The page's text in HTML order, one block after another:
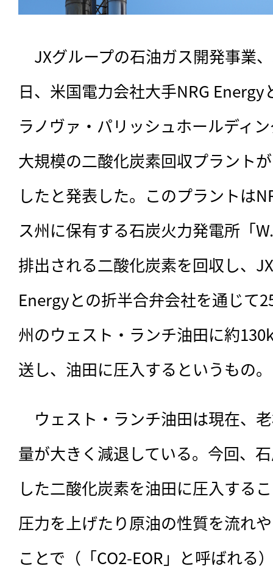
JXグループの石油ガス開発事業
日、米国電力会社大手NRG
ラノヴァ・パリッシュホールディ
大規模の二酸化炭素回収プラント
したと発表した。このプラントは
ス州に保有する石炭火力発電所「
排出される二酸化炭素を回収し、
Energyとの折半合弁会社を通じて
州のウェスト・ランチ油田に約
送し、油田に圧入するというもの。
ウェスト・ランチ油田は現在、
量が大きく減退している。今回、
した二酸化炭素を油田に圧入する
圧力を上げたり原油の性質を流れ
ことで（「CO2-EOR」と呼ばれる